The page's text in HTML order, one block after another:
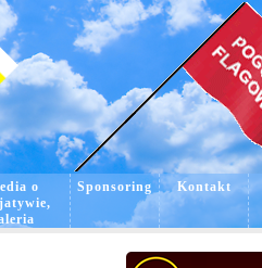
o
Sponsoring Kontakt